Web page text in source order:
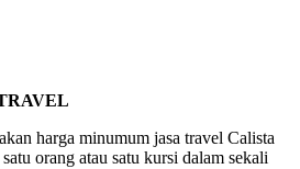
harga minumum jasa travel Calista
orang atau satu kursi dalam sekali